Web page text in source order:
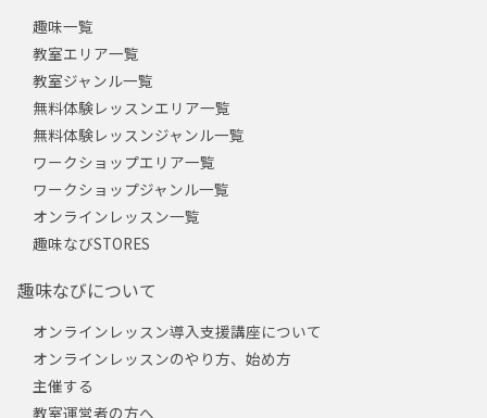
趣味一覧
教室エリア一覧
教室ジャンル一覧
無料体験レッスンエリア一覧
無料体験レッスンジャンル一覧
ワークショップエリア一覧
ワークショップジャンル一覧
オンラインレッスン一覧
趣味なびSTORES
趣味なびについて
オンラインレッスン導入支援講座について
オンラインレッスンのやり方、始め方
主催する
教室運営者の方へ